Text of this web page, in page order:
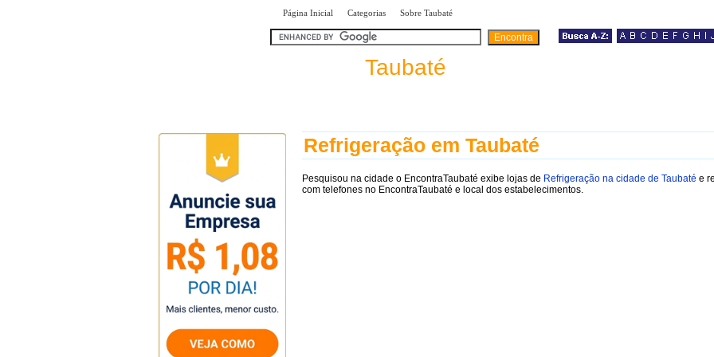
Página Inicial Categorias Sobre Taubaté
Taubaté
Refrigeração em Taubaté
Pesquisou na cidade o EncontraTaubaté exibe lojas de Refrigeração na cidade de Taubaté e
com telefones no EncontraTaubaté e local dos estabelecimentos.